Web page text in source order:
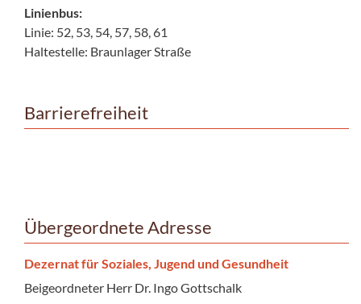
Linienbus:
Linie: 52, 53, 54, 57, 58, 61
Haltestelle: Braunlager Straße
Barrierefreiheit
Übergeordnete Adresse
Dezernat für Soziales, Jugend und Gesundheit
Beigeordneter Herr Dr. Ingo Gottschalk